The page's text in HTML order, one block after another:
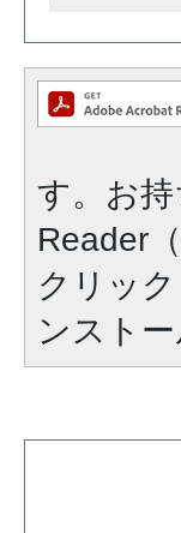
す。お
Reader
クリッ
ンスト